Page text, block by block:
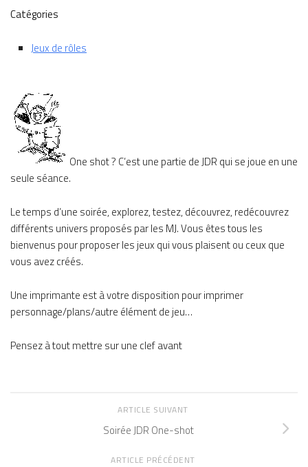
Catégories
Jeux de rôles
One shot ? C’est une partie de JDR qui se joue en une
seule séance.
Le temps d’une soirée, explorez, testez, découvrez, redécouvrez
différents univers proposés par les MJ. Vous êtes tous les
bienvenus pour proposer les jeux qui vous plaisent ou ceux que
vous avez créés.
Une imprimante est à votre disposition pour imprimer
personnage/plans/autre élément de jeu…
Pensez à tout mettre sur une clef avant
ARTICLE SUIVANT
Soirée JDR One-shot
ARTICLE PRÉCÉDENT